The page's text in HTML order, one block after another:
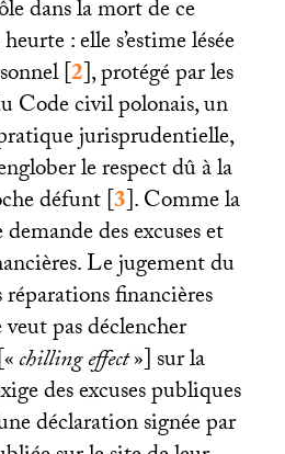
dans la mort de ce
: elle s’estime lésée
[2], protégé par les
Code civil polonais, un
jurisprudentielle,
le respect dû à la
défunt[3]. Comme la
des excuses et
Le jugement du
financières
pas déclencher
chilling effect»] sur la
des excuses publiques
déclaration signée par